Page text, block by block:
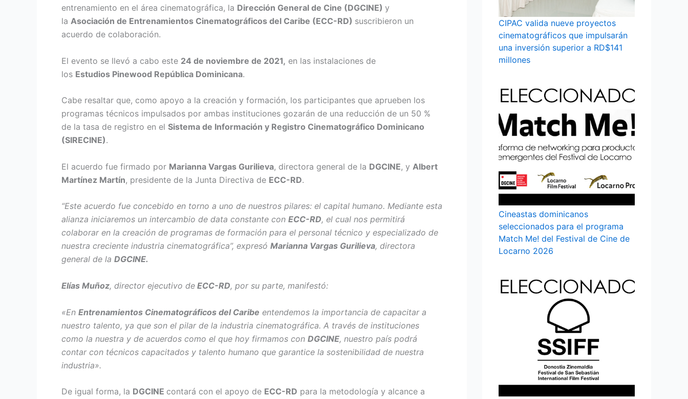
entrenamiento en el área cinematográfica, la Dirección General de Cine (DGCINE) y
la Asociación de Entrenamientos Cinematográficos del Caribe (ECC-RD) suscribieron un
acuerdo de colaboración.
El evento se llevó a cabo este 24 de noviembre de 2021, en las instalaciones de
los Estudios Pinewood República Dominicana.
Cabe resaltar que, como apoyo a la creación y formación, los participantes que aprueben los
programas técnicos impulsados por ambas instituciones gozarán de una reducción de un 50 %
de la tasa de registro en el Sistema de Información y Registro Cinematográfico Dominicano
(SIRECINE).
El acuerdo fue firmado por Marianna Vargas Gurilieva, directora general de la DGCINE, y Albert
Martínez Martín, presidente de la Junta Directiva de ECC-RD.
“Este acuerdo fue concebido en torno a uno de nuestros pilares: el capital humano. Mediante esta
alianza iniciaremos un intercambio de data constante con ECC-RD, el cual nos permitirá
colaborar en la creación de programas de formación para el personal técnico y especializado de
nuestra creciente industria cinematográfica”, expresó Marianna Vargas Gurilieva, directora
general de la DGCINE.
Elías Muñoz, director ejecutivo de ECC-RD, por su parte, manifestó:
«En Entrenamientos Cinematográficos del Caribe entendemos la importancia de capacitar a
nuestro talento, ya que son el pilar de la industria cinematográfica. A través de instituciones
como la nuestra y de acuerdos como el que hoy firmamos con DGCINE, nuestro país podrá
contar con técnicos capacitados y talento humano que garantice la sostenibilidad de nuestra
industria».
De igual forma, la DGCINE contará con el apoyo de ECC-RD para la metodología y alcance a
CIPAC valida nueve proyectos
cinematográficos que impulsarán
una inversión superior a RD$141
millones
Cineastas dominicanos
seleccionados para el programa
Match Me! del Festival de Cine de
Locarno 2026